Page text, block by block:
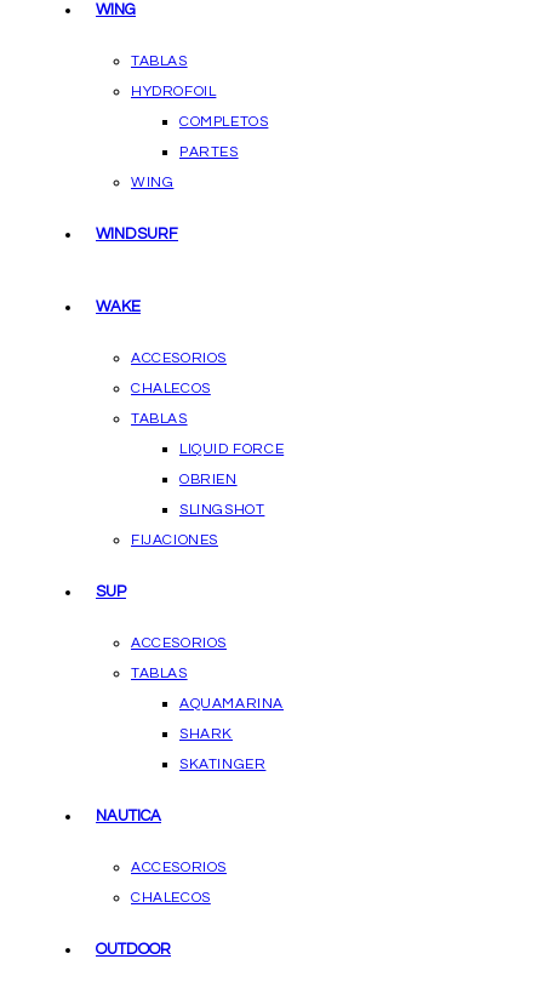
WING
TABLAS
HYDROFOIL
COMPLETOS
PARTES
WING
WINDSURF
WAKE
ACCESORIOS
CHALECOS
TABLAS
LIQUID FORCE
OBRIEN
SLINGSHOT
FIJACIONES
SUP
ACCESORIOS
TABLAS
AQUAMARINA
SHARK
SKATINGER
NAUTICA
ACCESORIOS
CHALECOS
OUTDOOR